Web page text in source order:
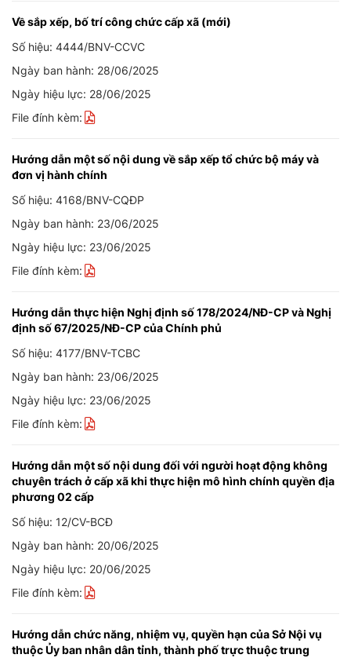
Về sắp xếp, bố trí công chức cấp xã (mới)
Số hiệu: 4444/BNV-CCVC
Ngày ban hành: 28/06/2025
Ngày hiệu lực: 28/06/2025
File đính kèm:
Hướng dẫn một số nội dung về sắp xếp tổ chức bộ máy và
đơn vị hành chính
Số hiệu: 4168/BNV-CQĐP
Ngày ban hành: 23/06/2025
Ngày hiệu lực: 23/06/2025
File đính kèm:
Hướng dẫn thực hiện Nghị định số 178/2024/NĐ-CP và Nghị
định số 67/2025/NĐ-CP của Chính phủ
Số hiệu: 4177/BNV-TCBC
Ngày ban hành: 23/06/2025
Ngày hiệu lực: 23/06/2025
File đính kèm:
Hướng dẫn một số nội dung đối với người hoạt động không
chuyên trách ở cấp xã khi thực hiện mô hình chính quyền địa
phương 02 cấp
Số hiệu: 12/CV-BCĐ
Ngày ban hành: 20/06/2025
Ngày hiệu lực: 20/06/2025
File đính kèm:
Hướng dẫn chức năng, nhiệm vụ, quyền hạn của Sở Nội vụ
thuộc Ủy ban nhân dân tỉnh, thành phố trực thuộc trung